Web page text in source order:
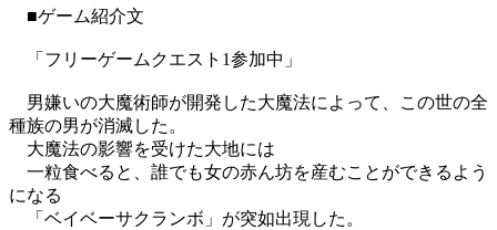
■ゲーム紹介文
「フリーゲームクエスト1参加中」
男嫌いの大魔術師が開発した大魔法によって、この世の全
種族の男が消滅した。
大魔法の影響を受けた大地には
一粒食べると、誰でも女の赤ん坊を産むことができるよう
になる
「ベイベーサクランボ」が突如出現した。